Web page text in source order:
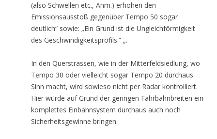
(also Schwellen etc., Anm.) erhöhen den
Emissionsausstoß gegenüber Tempo 50 sogar
deutlich“ sowie: „Ein Grund ist die Ungleichförmigkeit
des Geschwindigkeitsprofils.“ „.
In den Querstrassen, wie in der Mitterfeldsiedlung, wo
Tempo 30 oder vielleicht sogar Tempo 20 durchaus
Sinn macht, wird sowieso nicht per Radar kontrolliert.
Hier würde auf Grund der geringen Fahrbahnbreiten ein
komplettes Einbahnsystem durchaus auch noch
Sicherheitsgewinne bringen.